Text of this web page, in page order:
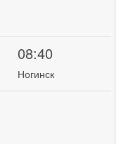
08:40
Ногинск